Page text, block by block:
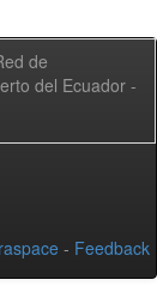
de
del Ecuador -
- Feedback